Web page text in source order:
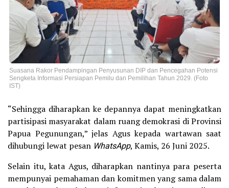
Suasana Rakor Pendampingan Penyusunan DIP dan Pencegahan Potensi
Sengketa Informasi Persiapan Pemilu dan Pemilihan Tahun 2029. (Foto
IST)
“Sehingga diharapkan ke depannya dapat meningkatkan
partisipasi masyarakat dalam ruang demokrasi di Provinsi
Papua Pegunungan,” jelas Agus kepada wartawan saat
dihubungi lewat pesan WhatsApp, Kamis, 26 Juni 2025.
Selain itu, kata Agus, diharapkan nantinya para peserta
mempunyai pemahaman dan komitmen yang sama dalam